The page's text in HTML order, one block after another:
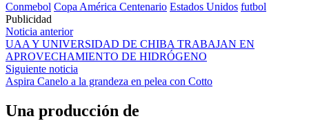
Conmebol Copa América Centenario Estados Unidos futbol
Publicidad
Navegación
de
entradas
Noticia anterior
UAA Y UNIVERSIDAD DE CHIBA TRABAJAN EN
APROVECHAMIENTO DE HIDRÓGENO
Siguiente noticia
Aspira Canelo a la grandeza en pelea con Cotto
Una producción de